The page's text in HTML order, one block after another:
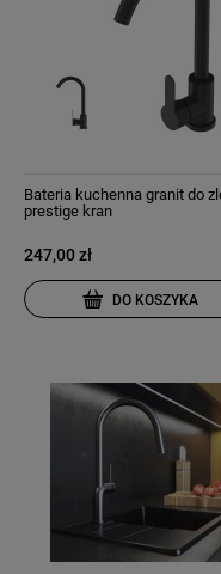
Bateria kuchenna granit do
prestige kran
247,00 zł
DO KOSZYKA